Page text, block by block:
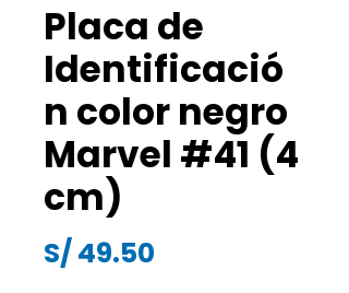
Placa de
Identificació
n color negro
Marvel #41 (4
cm)
S/ 49.50